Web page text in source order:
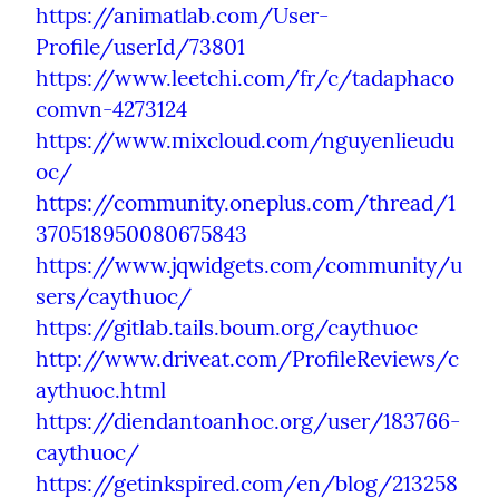
https://animatlab.com/User-
Profile/userId/73801
https://www.leetchi.com/fr/c/tadaphaco
comvn-4273124
https://www.mixcloud.com/nguyenlieudu
oc/
https://community.oneplus.com/thread/1
370518950080675843
https://www.jqwidgets.com/community/u
sers/caythuoc/
https://gitlab.tails.boum.org/caythuoc
http://www.driveat.com/ProfileReviews/c
aythuoc.html
https://diendantoanhoc.org/user/183766-
caythuoc/
https://getinkspired.com/en/blog/213258